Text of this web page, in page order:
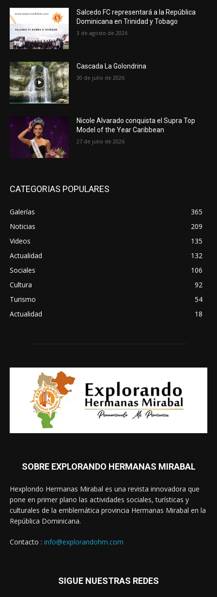
Salcedo FC representará a la República
Dominicana en Trinidad y Tobago
3 de agosto de 2026
Cascada La Golondrina
30 de julio de 2026
Nicole Alvarado conquista el Supra Top
Model of the Year Caribbean
27 de julio de 2026
CATEGORIAS POPULARES
Galerías
365
Noticias
209
Videos
135
Actualidad
132
Sociales
106
Cultura
92
Turismo
54
Actualidad
18
SOBRE EXPLORANDO HERMANAS MIRABAL
Hexplondo Hermanas Mirabal es una revista innovadora que
pone en primer plano las actividades sociales, turísticas y
culturales de la emblemática provincia Hermanas Mirabal en la
República Dominicana.
Contacto : info@explorandohm.com
SIGUE NUESTRAS REDES